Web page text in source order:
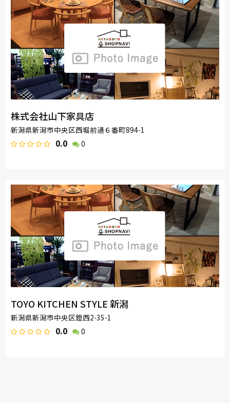
株式会社山下家具店
新潟県新潟市中央区西堀前通６番町894-1
0.0 0
TOYO KITCHEN STYLE 新潟
新潟県新潟市中央区鐙西2-35-1
0.0 0